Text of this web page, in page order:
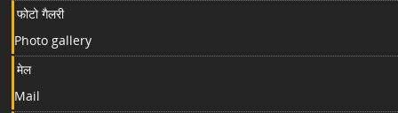
फोटो गैलरी
Photo gallery
मेल
Mail